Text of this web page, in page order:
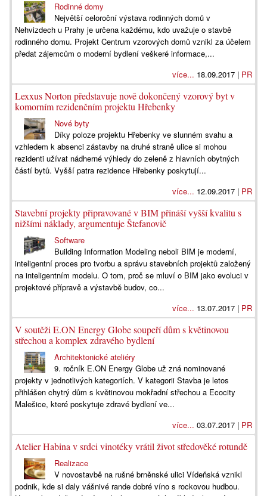
Rodinné domy
Největší celoroční výstava rodinných domů v
Nehvizdech u Prahy je určena každému, kdo uvažuje o stavbě
rodinného domu. Projekt Centrum vzorových domů vznikl za účelem
předat zájemcům o moderní bydlení veškeré informace,...
více... 18.09.2017 | PR
Lexxus Norton představuje nově dokončený vzorový byt v
komorním rezidenčním projektu Hřebenky
Nové byty
Díky poloze projektu Hřebenky ve slunném svahu a
vzhledem k absenci zástavby na druhé straně ulice si mohou
rezidenti užívat nádherné výhledy do zeleně z hlavních obytných
částí bytů. Vyšší patra rezidence Hřebenky poskytují...
více... 12.09.2017 | PR
Stavební projekty připravované v BIM přináší vyšší kvalitu s
nižšími náklady, argumentuje Štefanovič
Software
Building Information Modeling neboli BIM je moderní,
inteligentní proces pro tvorbu a správu stavebních projektů založený
na inteligentním modelu. O tom, proč se mluví o BIM jako evoluci v
projektové přípravě a výstavbě budov, co...
více... 13.07.2017 | PR
V soutěži E.ON Energy Globe soupeří dům s květinovou
střechou a komplex zdravého bydlení
Architektonické ateliéry
9. ročník E.ON Energy Globe už zná nominované
projekty v jednotlivých kategoriích. V kategorii Stavba je letos
přihlášen chytrý dům s květinovou mokřadní střechou a Ecocity
Malešice, které poskytuje zdravé bydlení ve...
více... 03.07.2017 | PR
Atelier Habina v srdci vinotéky vrátil život středověké rotundě
Realizace
V novostavbě na rušné brněnské ulici Vídeňská vznikl
podnik, kde si daly vášnivé rande dobré víno s rockovou hudbou.